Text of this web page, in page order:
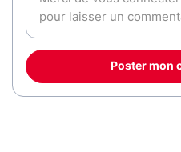
Poster mon